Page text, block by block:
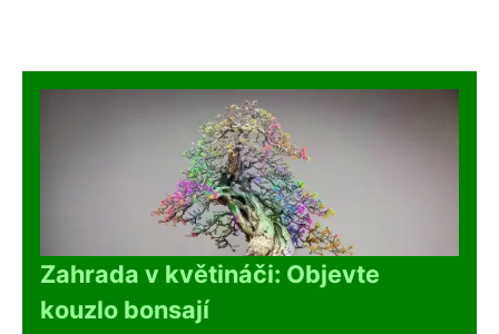
Zahrada v květináči: Objevte
kouzlo bonsají